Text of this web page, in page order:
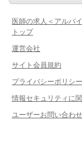
医師の求人＜アルバ
トップ
運営会社
サイト会員規約
プライバシーポリシー
情報セキュリティに
ユーザーお問い合わせ